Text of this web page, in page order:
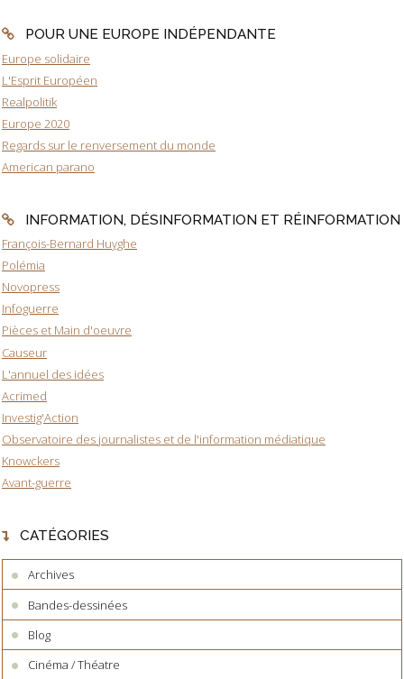
POUR UNE EUROPE INDÉPENDANTE
Europe solidaire
L'Esprit Européen
Realpolitik
Europe 2020
Regards sur le renversement du monde
American parano
INFORMATION, DÉSINFORMATION ET RÉINFORMATION
François-Bernard Huyghe
Polémia
Novopress
Infoguerre
Pièces et Main d'oeuvre
Causeur
L'annuel des idées
Acrimed
Investig'Action
Observatoire des journalistes et de l'information médiatique
Knowckers
Avant-guerre
CATÉGORIES
Archives
Bandes-dessinées
Blog
Cinéma / Théatre